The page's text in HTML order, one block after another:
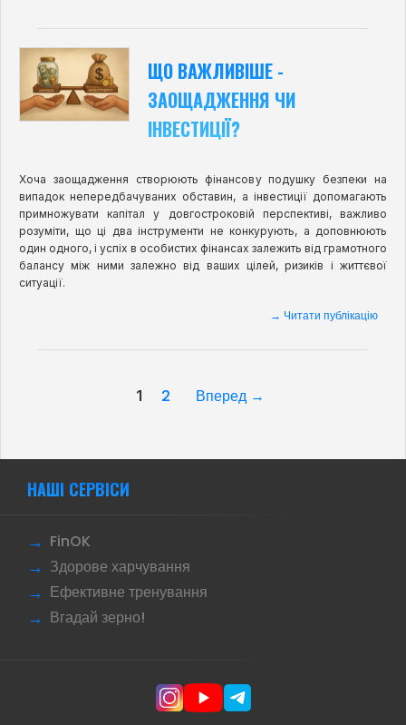
ЩО ВАЖЛИВІШЕ -
ЗАОЩАДЖЕННЯ ЧИ
ІНВЕСТИЦІЇ?
Хоча заощадження створюють фінансову подушку безпеки на
випадок непередбачуваних обставин, а інвестиції допомагають
примножувати капітал у довгостроковій перспективі, важливо
розуміти, що ці два інструменти не конкурують, а доповнюють
один одного, і успіх в особистих фінансах залежить від грамотного
балансу між ними залежно від ваших цілей, ризиків і життєвої
ситуації.
→ Читати публікацію
1 2 Вперед →
НАШІ СЕРВІСИ
FinOK
Здорове харчування
Ефективне тренування
Вгадай зерно!